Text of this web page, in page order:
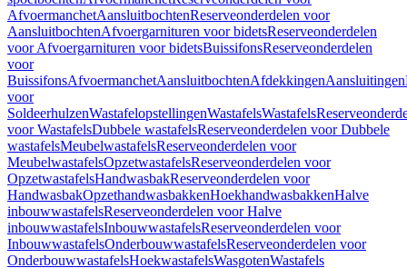
AfvoermanchetAansluitbochtenReserveonderdelen voor
AansluitbochtenAfvoergarnituren voor bidetsReserveonderdelen
voor Afvoergarnituren voor bidetsBuissifonsReserveonderdelen
voor
BuissifonsAfvoermanchetAansluitbochtenAfdekkingenAansluitingen
voor
SoldeerhulzenWastafelopstellingenWastafelsWastafels
voor WastafelsDubbele wastafelsReserveonderdelen voor Dubbele
wastafelsMeubelwastafelsReserveonderdelen voor
MeubelwastafelsOpzetwastafelsReserveonderdelen voor
OpzetwastafelsHandwasbakReserveonderdelen voor
HandwasbakOpzethandwasbakkenHoekhandwasbakkenHalve
inbouwwastafelsReserveonderdelen voor Halve
inbouwwastafelsInbouwwastafelsReserveonderdelen voor
InbouwwastafelsOnderbouwwastafelsReserveonderdelen voor
OnderbouwwastafelsHoekwastafelsWasgotenWastafels